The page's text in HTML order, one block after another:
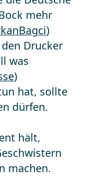
mehr
)
Drucker
was
)
hat, sollte
dürfen.
hält,
machen.